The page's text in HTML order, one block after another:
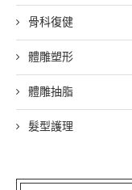
骨科復健
體雕塑形
體雕抽脂
髮型護理